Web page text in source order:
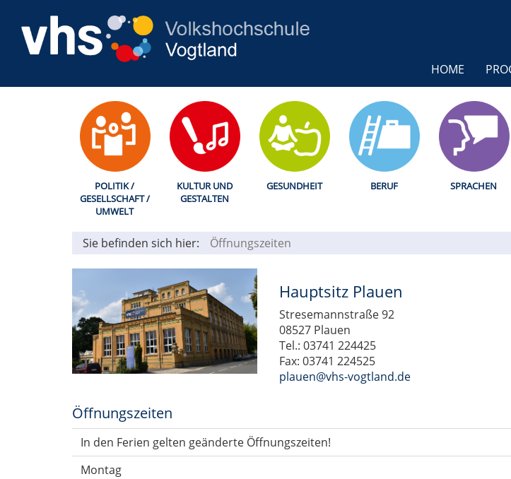
HOME
POLITIK /
GESELLSCHAFT /
UMWELT
KULTUR UND
GESTALTEN
GESUNDHEIT BERUF SPRACHEN
Sie befinden sich hier: Öffnungszeiten
Hauptsitz Plauen
Stresemannstraße 92
08527 Plauen
Tel.: 03741 224425
Fax: 03741 224525
plauen@vhs-vogtland.de
Öffnungszeiten
In den Ferien gelten geänderte Öffnungszeiten!
Montag